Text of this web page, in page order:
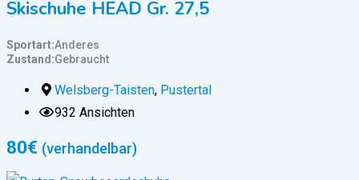
Skischuhe HEAD Gr. 27,5
Sportart Anderes
Zustand Gebraucht
Welsberg-Taisten, Pustertal
932 Ansichten
80€ (verhandelbar)